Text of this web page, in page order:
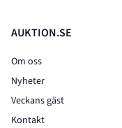
AUKTION.SE
Om oss
Nyheter
Veckans gäst
Kontakt